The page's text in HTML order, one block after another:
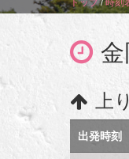
トップ/時刻
金
上り
出発時刻